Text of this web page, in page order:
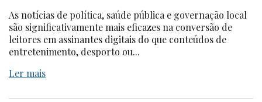
As notícias de política, saúde pública e governação local
são significativamente mais eficazes na conversão de
leitores em assinantes digitais do que conteúdos de
entretenimento, desporto ou...
Ler mais